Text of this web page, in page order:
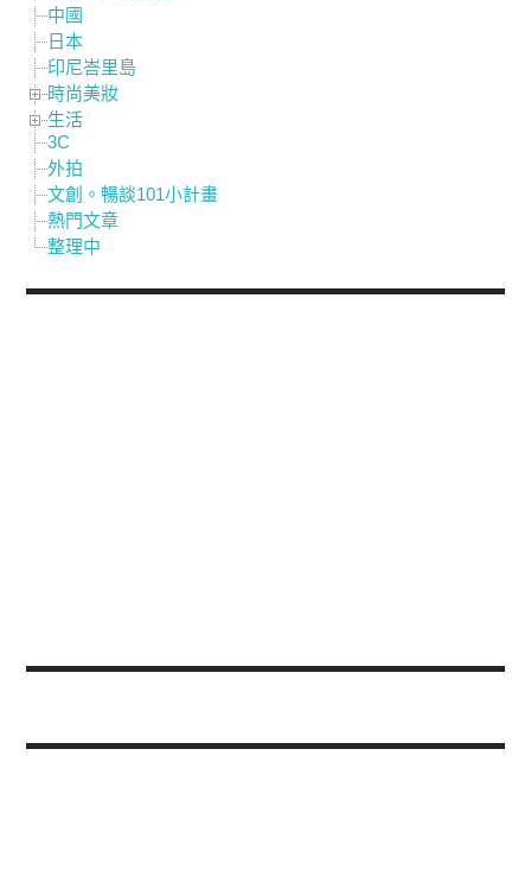
中國
日本
印尼峇里島
時尚美妝
生活
3C
外拍
文創。暢談101小計畫
熱門文章
整理中